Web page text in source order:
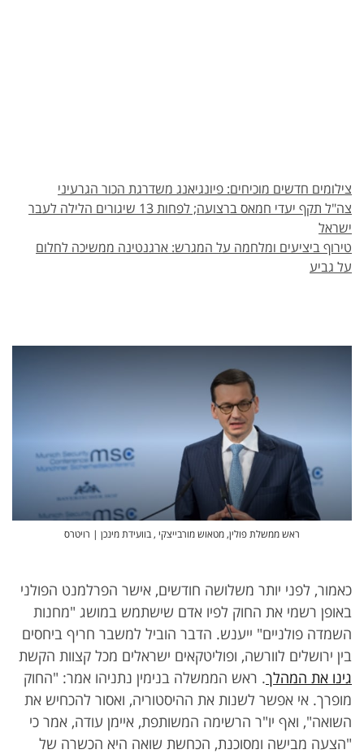
צילומים חדשים מוכיחים: פיונגיאנג משדרגת הכור הגרעיני
צה"ל תקף יעדי חמאס ברצועה; לפחות 13 שיגורים הלילה לעבר
ישראל
טירוף ביציעים ומלחמה על המגרש: ארגנטינה ממשיכה לחלום
על גביע
ראש ממשלת פולין, מטאוש מורבייצקי , בוועידת מינכן | רויטרס
כאמור, לפני יותר משלושה חודשים, אישר הפרלמנט הפולני
באופן רשמי את החוק לפיו אדם שישתמש במושג "מחנות
השמדה פולניים" ייענש. הדבר הוביל למשבר חריף ביחסים
בין ירושלים לוורשה, ופוליטקאים ישראלים מכל קצוות הקשת
גינו את המהלך. ראש הממשלה בנימין נתניהו אמר: "החוק
מופרך. אי אפשר לשנות את ההיסטוריה, ואסור להכחיש את
השואה", ואף יו"ר הרשימה המשותפת, איימן עודה, אמר כי
"הצעה מבישה ומסוכנת, הכחשת שואה היא הכשרה של